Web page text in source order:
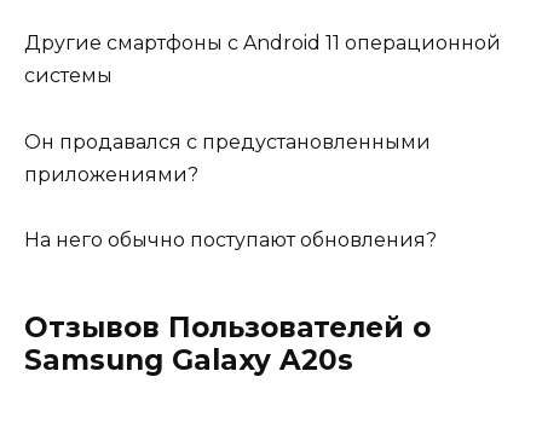
Другие смартфоны с Android 11 операционной
системы
Он продавался с предустановленными
приложениями?
На него обычно поступают обновления?
Отзывов Пользователей о
Samsung Galaxy A20s